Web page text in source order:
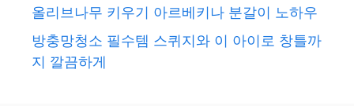
올리브나무 키우기 아르베키나 분갈이 노하우
방충망청소 필수템 스퀴지와 이 아이로 창틀까
지 깔끔하게